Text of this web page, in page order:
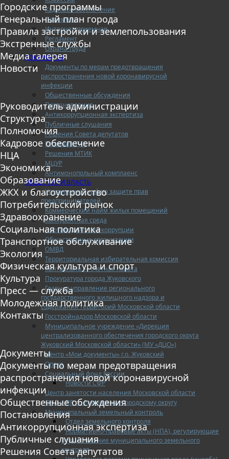
Кадровое обеспечение
Приемная
Интернет-приемная
Регламент
Охрана труда
ДОКУМЕНТЫ
Документы по мерам предотвращения
распространения новой коронавирусной
инфекции
Общественные обсуждения
Постановления
Антикоррупционная экспертиза
Публичные слушания
Решения Совета депутатов
Решения ТИК
Решения МТИК
МЦУР
Антимонопольный комплаенс
ОБЩЕСТВО И ВЛАСТЬ
Уполномоченный по защите прав
предпринимателей
Коммерческий найм жилых помещений
Конкурентная среда
Противодействие коррупции
Общественные организации
ОМВД
Территориальная избирательная комиссия
Контрольно — счетная палата
Прокуратура города Жуковского
Главное управление регионального
государственного жилищного надзора и
содержания территорий Московской области
Госстройнадзор Московской области
Муниципальное учреждение «Дирекция
централизованного обеспечения городского округа
Жуковский Московской области» (МУ «ДЦО»)
Центр «Мои документы» г.о. Жуковский
Опека
Социальный фонд России
Новости СФР
Центр занятости населения Московской области
ОНД и ПР по Раменскому городскому округу
Муниципальный земельный контроль
Отдел земельного контроля
Нормативно-правовые акты (НПА), регулирующие
осуществление муниципального земельного
контроля
Городские программы
Генеральный план города
Правила застройки и землепользования
Экстренные службы
Медиа галерея
Новости
Руководитель администрации
Структура
Полномочия
Кадровое обеспечение
НЦА
Экономика
Образование
ЖКХ и благоустройство
Потребительский рынок
Здравоохранение
Социальная политика
Транспортное обслуживание
Экология
Физическая культура и спорт
Культура
Пресс — служба
Молодежная политика
Контакты
Документы
Документы по мерам предотвращения
распространения новой коронавирусной
инфекции
Общественные обсуждения
Постановления
Антикоррупционная экспертиза
Публичные слушания
Решения Совета депутатов